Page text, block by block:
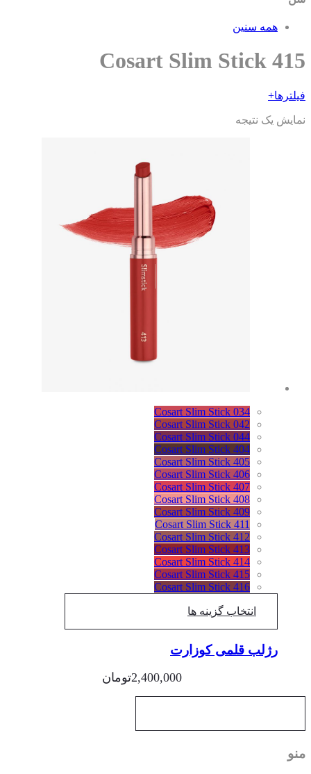
همه سنین
Cosart Slim Stick
+
یک نتیجه
Cosart Slim Stick 034
Cosart Slim Stick 042
Cosart Slim Stick 044
Cosart Slim Stick 404
Cosart Slim Stick 405
Cosart Slim Stick 406
Cosart Slim Stick 407
Cosart Slim Stick 408
Cosart Slim Stick 409
Cosart Slim Stick 411
Cosart Slim Stick 412
Cosart Slim Stick 413
Cosart Slim Stick 414
Cosart Slim Stick 415
Cosart Slim Stick 416
انتخاب گزینه ها
رژلب قلمی کوزارت
2,400,000تومان